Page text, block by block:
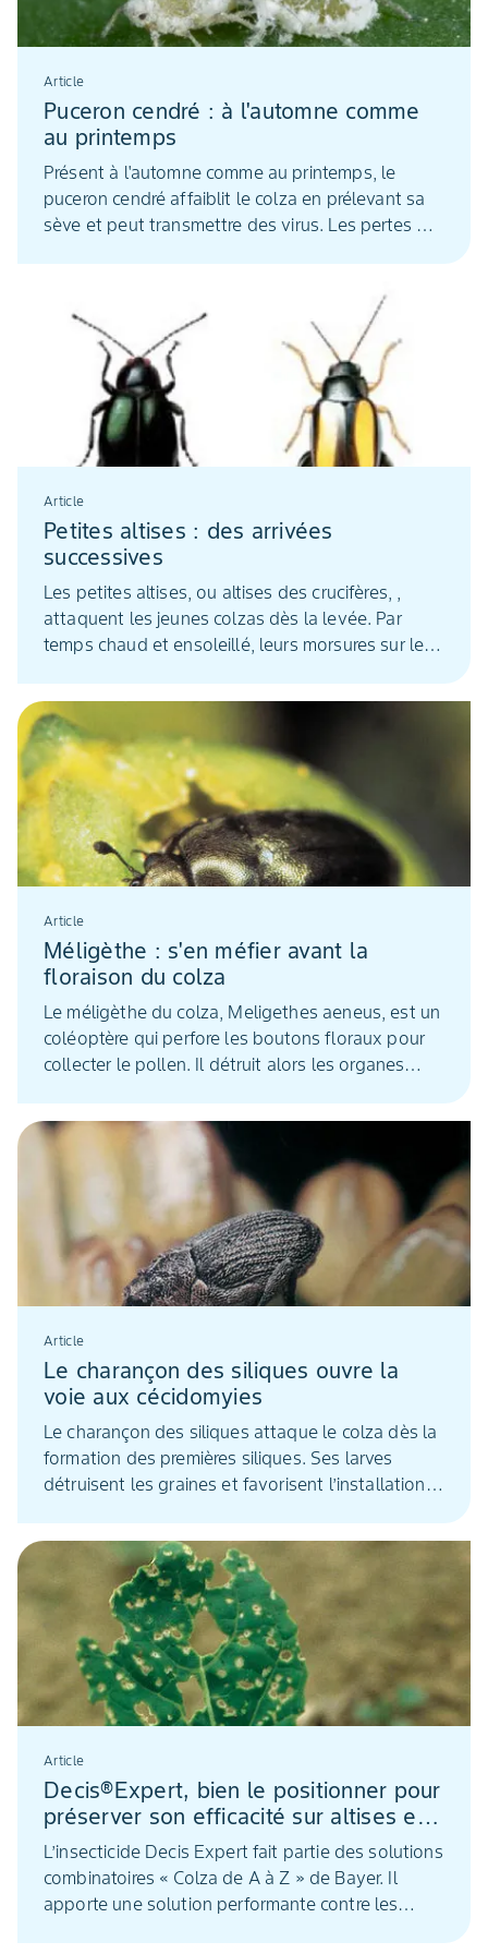
Article
Puceron cendré : à l'automne comme
au printemps
Présent à l'automne comme au printemps, le
puceron cendré affaiblit le colza en prélevant sa
sève et peut transmettre des virus. Les pertes de
Article
Petites altises : des arrivées
successives
Les petites altises, ou altises des crucifères, ,
attaquent les jeunes colzas dès la levée. Par
temps chaud et ensoleillé, leurs morsures sur les
compromettre l'implantation.
Article
Méligèthe : s'en méfier avant la
floraison du colza
Le méligèthe du colza, Meligethes aeneus, est un
coléoptère qui perfore les boutons floraux pour
collecter le pollen. Il détruit alors les organes
Article
Le charançon des siliques ouvre la
voie aux cécidomyies
Le charançon des siliques attaque le colza dès la
formation des premières siliques. Ses larves
détruisent les graines et favorisent l’installation
Article
Decis®Expert, bien le positionner pour
préserver son efficacité sur altises en
colza
L’insecticide Decis Expert fait partie des solutions
combinatoires « Colza de A à Z » de Bayer. Il
apporte une solution performante contre les